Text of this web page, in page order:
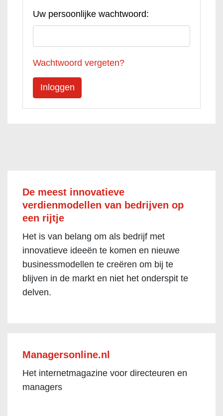
Uw persoonlijke wachtwoord:
Wachtwoord vergeten?
De meest innovatieve
verdienmodellen van bedrijven op
een rijtje
Het is van belang om als bedrijf met
innovatieve ideeën te komen en nieuwe
businessmodellen te creëren om bij te
blijven in de markt en niet het onderspit te
delven.
Managersonline.nl
Het internetmagazine voor directeuren en
managers